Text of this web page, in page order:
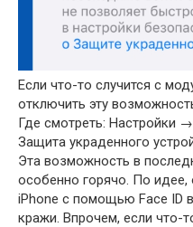
Если что-то случится с
отключить эту
Где смотреть: Настройки
Защита украденного
Эта возможность в
особенно горячо. По
iPhone с помощью Face ID
кражи. Впрочем, если что-